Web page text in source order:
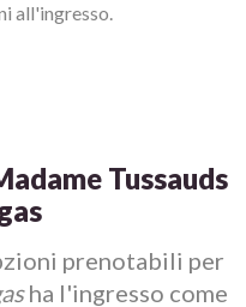
all'ingresso.
Tussauds
prenotabili per
ha l'ingresso come